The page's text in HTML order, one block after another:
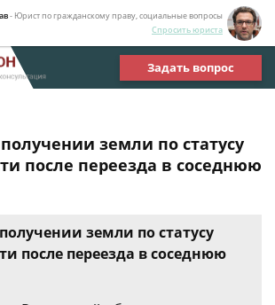
- Юрист по гражданскому праву, социальные вопросы
Спросить юриста
Задать вопрос
земли по статусу
после переезда в соседнюю
земли по статусу
после переезда в соседнюю